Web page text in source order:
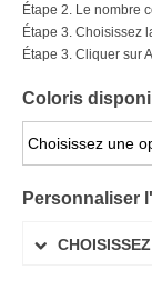
Stylo
Gourde &
Mug &
Étape 2. Le nombre
Étape 3. Choisissez
Étape 3. Cliquer sur
Coloris
Personnaliser